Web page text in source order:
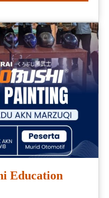
Education